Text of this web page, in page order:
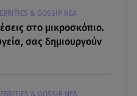
και πρώην σύζυγος
Πιτουρά
ανάσα με το σώμα της -
& GOSSIP ΝΕΑ
στο μικροσκόπιο.
σας δημιουργούν
& GOSSIP ΝΕΑ